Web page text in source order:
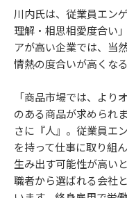
川内氏は、従業員エン
理解・相思相愛度合い
アが高い企業では、当
情熱の度合いが高くなる
「商品市場では、より
のある商品が求められ
さに『人』。従業員エ
を持って仕事に取り組
生み出す可能性が高い
職者から選ばれる会社